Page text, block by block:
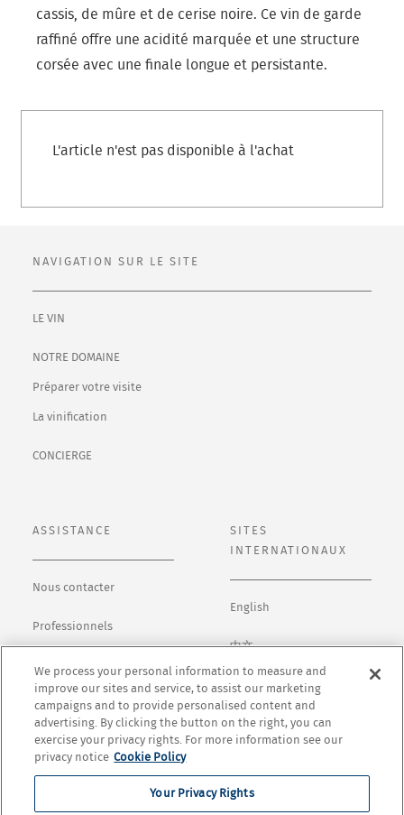
cassis, de mûre et de cerise noire. Ce vin de garde
raffiné offre une acidité marquée et une structure
corsée avec une finale longue et persistante.
L'article n'est pas disponible à l'achat
NAVIGATION SUR LE SITE
LE VIN
NOTRE DOMAINE
Préparer votre visite
La vinification
CONCIERGE
ASSISTANCE
Nous contacter
Professionnels
Politique de
confidentialité
Conditions générales
Cookie Settings
SITES
INTERNATIONAUX
English
中文
日本語
Español
We process your personal information to measure and
improve our sites and service, to assist our marketing
campaigns and to provide personalised content and
advertising. By clicking the button on the right, you can
exercise your privacy rights. For more information see our
privacy notice Cookie Policy
Your Privacy Rights